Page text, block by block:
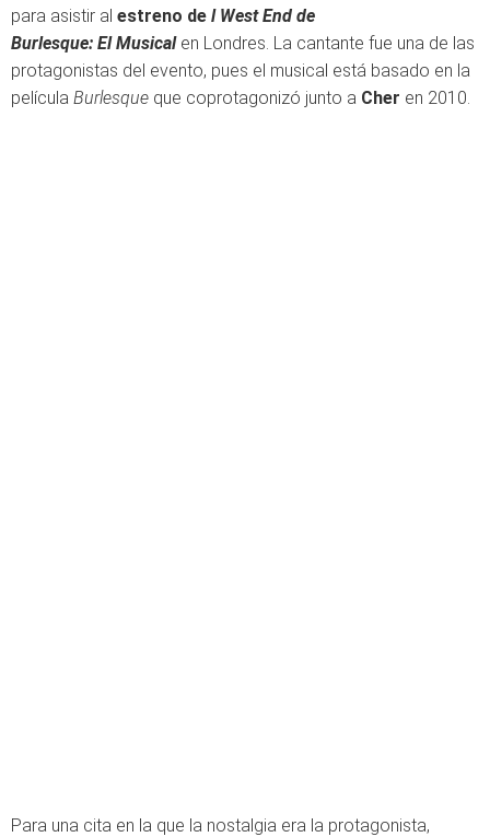
para asistir al estreno de l West End de
Burlesque: El Musical en Londres. La cantante fue una de las
protagonistas del evento, pues el musical está basado en la
película Burlesque que coprotagonizó junto a Cher en 2010.
Para una cita en la que la nostalgia era la protagonista,